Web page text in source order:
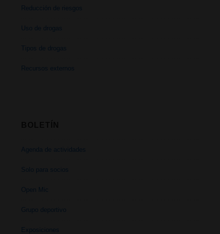
Reducción de riesgos
Uso de drogas
Tipos de drogas
Recursos externos
Agenda de actividades
Solo para socios
Open Mic
Grupo deportivo
Exposiciones